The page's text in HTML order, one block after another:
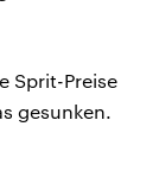
Sprit-Preise
gesunken.